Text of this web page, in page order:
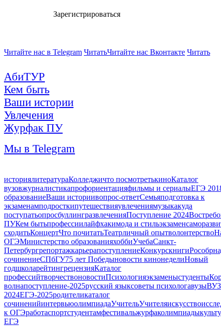
Зарегистрироваться
Читайте нас в Telegram ЧитатьЧитайте нас Вконтакте Читать
АбиТУР
Кем быть
Ваши истории
Увлечения
Журфак ПУ
Мы в Telegram
историялитератураКолледжичто посмотретькиноКаталог
вузовжурналистикапрофориентацияфильмы и сериалыЕГЭ
образованиеВаши историивопрос-ответСемьяподготовка к
экзаменамподросткипутешествияувлечениямузыкакуда
поступатьопросбуллингразвлеченияПоступление 2024
ПУКем бытьпрофессиилайфхакимода и стильэкзамен
сходитьКонцертЧто почитатьТеатрличный опытволонтерство
ОГЭМинистерство образованияхоббиУчебаСанкт-
ПетербургрепортажкарьерапоступлениеКонкурскниги
сочинениеСПбГУ75 лет Победыновости кинонеделиНовый
годшколарейтингрецензияКаталог
профессийтворчествоновостиПсихологияэкзаменыстуденты
волнапоступление-2025русский языксоветы психологавузыВУЗ
2024ЕГЭ-2025родителикаталог
сочиненийинтервьюолимпиадаУчительУчителяискусство
к ОГЭработаспортстудентамфестивальжурфаколимпиады
ЕГЭ